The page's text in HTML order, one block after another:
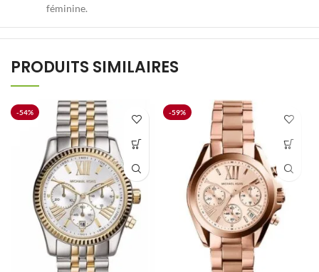
féminine.
PRODUITS SIMILAIRES
-54% -59%